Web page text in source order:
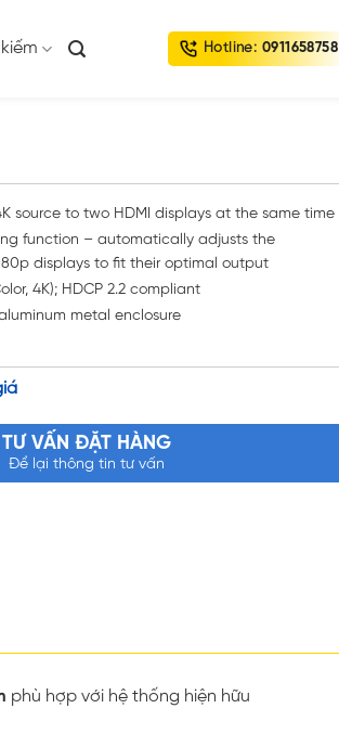
kiếm Hotline: 0911658758
source to two HDMI displays at the same time
function – automatically adjusts the
displays to fit their optimal output
4K); HDCP 2.2 compliant
metal enclosure
TƯ VẤN ĐẶT HÀNG
Để lại thông tin tư vấn
phù hợp với hệ thống hiện hữu